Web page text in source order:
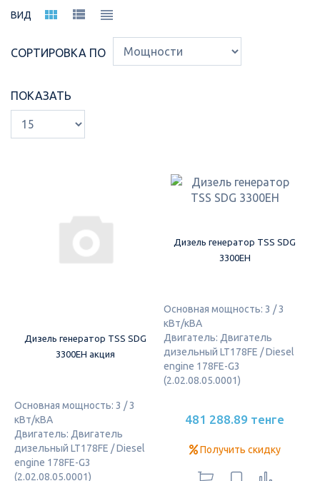
ВИД
СОРТИРОВКА ПО
ПОКАЗАТЬ
Дизель генератор TSS SDG
3300EH акция
Основная мощность: 3 / 3
кВт/кВА
Двигатель: Двигатель
дизельный LT178FE / Diesel
engine 178FE-G3
(2.02.08.05.0001)
Дизель генератор TSS SDG
3300EH
Основная мощность: 3 / 3
кВт/кВА
Двигатель: Двигатель
дизельный LT178FE / Diesel
engine 178FE-G3
(2.02.08.05.0001)
481 288.89 тенге
Получить скидку